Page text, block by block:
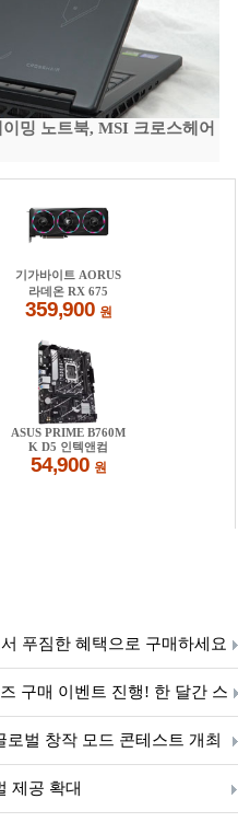
밍 노트북, MSI 크로스헤어
푸짐한 혜택으로 구매하세요
구매 이벤트 진행! 한 달간 스
DUAL까지 증정
벌 창작 모드 콘테스트 개최
제공 확대